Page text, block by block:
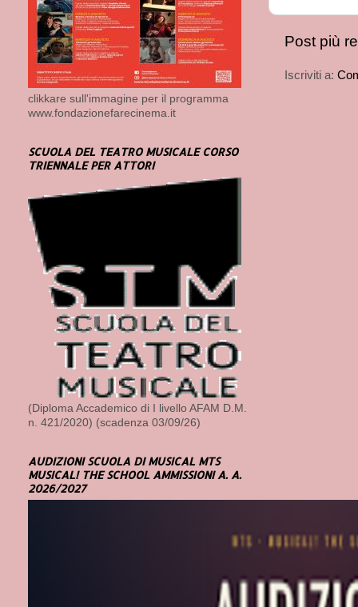
Post più
Iscriviti a:
clikkare sull'immagine per il programma
www.fondazionefarecinema.it
SCUOLA DEL TEATRO MUSICALE CORSO
TRIENNALE PER ATTORI
(Diploma Accademico di I livello AFAM D.M.
n. 421/2020) (scadenza 03/09/26)
AUDIZIONI SCUOLA DI MUSICAL MTS
MUSICAL! THE SCHOOL AMMISSIONI A. A.
2026/2027